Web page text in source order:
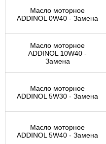
Масло моторное
ADDINOL 0W40 - Замена
Масло моторное
ADDINOL 10W40 -
Замена
Масло моторное
ADDINOL 5W30 - Замена
Масло моторное
ADDINOL 5W40 - Замена